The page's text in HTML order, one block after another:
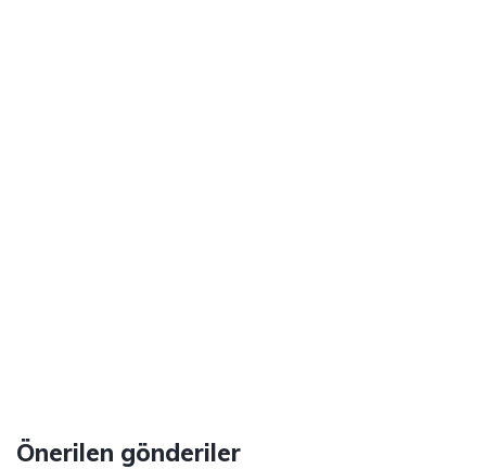
Önerilen gönderiler